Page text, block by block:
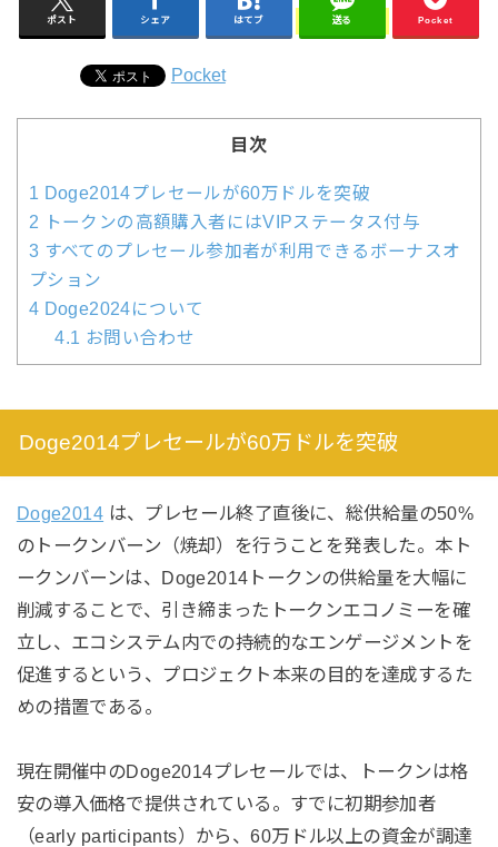
ポスト シェア はてブ 送る Pocket
Pocket
目次
1 Doge2014プレセールが60万ドルを突破
2 トークンの高額購入者にはVIPステータス付与
3 すべてのプレセール参加者が利用できるボーナスオ
プション
4 Doge2024について
4.1 お問い合わせ
Doge2014プレセールが60万ドルを突破
Doge2014 は、プレセール終了直後に、総供給量の50%
のトークンバーン（焼却）を行うことを発表した。本ト
ークンバーンは、Doge2014トークンの供給量を大幅に
削減することで、引き締まったトークンエコノミーを確
立し、エコシステム内での持続的なエンゲージメントを
促進するという、プロジェクト本来の目的を達成するた
めの措置である。
現在開催中のDoge2014プレセールでは、トークンは格
安の導入価格で提供されている。すでに初期参加者
（early participants）から、60万ドル以上の資金が調達